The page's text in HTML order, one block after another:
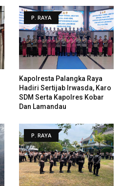
P. RAYA
Kapolresta Palangka Raya
Hadiri Sertijab Irwasda, Karo
SDM Serta Kapolres Kobar
Dan Lamandau
P. RAYA